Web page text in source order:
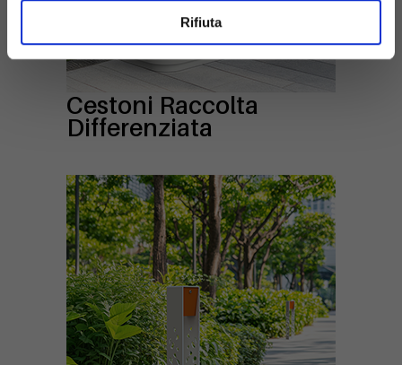
Rifiuta
Cestoni Raccolta
Differenziata